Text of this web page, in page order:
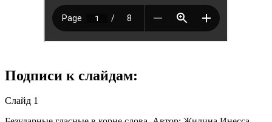
Подписи к слайдам:
Слайд 1